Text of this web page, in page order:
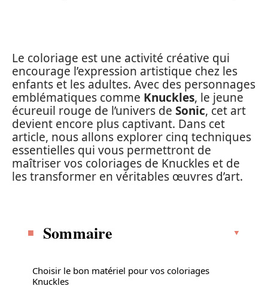
Le coloriage est une activité créative qui
encourage l’expression artistique chez les
enfants et les adultes. Avec des personnages
emblématiques comme Knuckles, le jeune
écureuil rouge de l’univers de Sonic, cet art
devient encore plus captivant. Dans cet
article, nous allons explorer cinq techniques
essentielles qui vous permettront de
maîtriser vos coloriages de Knuckles et de
les transformer en véritables œuvres d’art.
Sommaire
Choisir le bon matériel pour vos coloriages
Knuckles